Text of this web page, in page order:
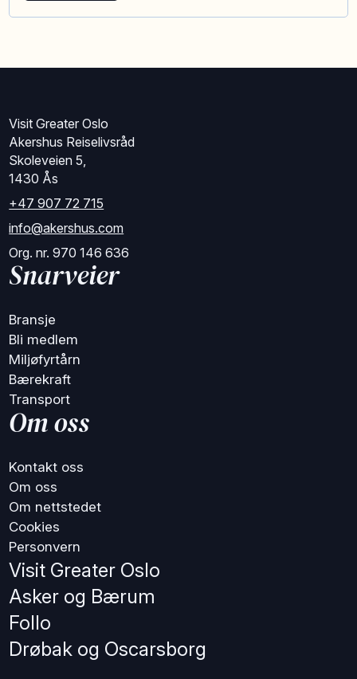
Visit Greater Oslo
Akershus Reiselivsråd
Skoleveien 5,
1430 Ås
+47 907 72 715
info@akershus.com
Org. nr. 970 146 636
Snarveier
Bransje
Bli medlem
Miljøfyrtårn
Bærekraft
Transport
Om oss
Kontakt oss
Om oss
Om nettstedet
Cookies
Personvern
Visit Greater Oslo
Asker og Bærum
Follo
Drøbak og Oscarsborg